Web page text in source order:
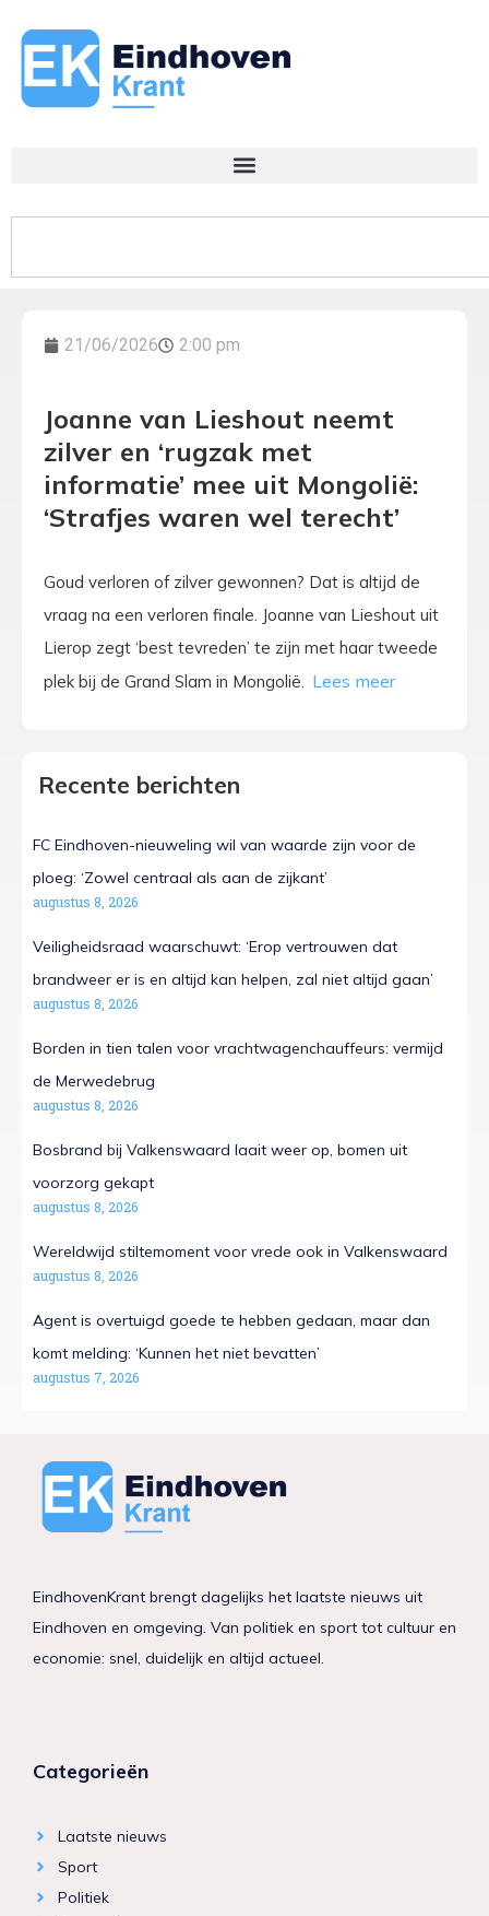
21/06/2026 2:00 pm
Joanne van Lieshout neemt
zilver en ‘rugzak met
informatie’ mee uit Mongolië:
‘Strafjes waren wel terecht’
Goud verloren of zilver gewonnen? Dat is altijd de
vraag na een verloren finale. Joanne van Lieshout uit
Lierop zegt ‘best tevreden’ te zijn met haar tweede
plek bij de Grand Slam in Mongolië.
Recente berichten
FC Eindhoven-nieuweling wil van waarde zijn voor de
ploeg: ‘Zowel centraal als aan de zijkant’
augustus 8, 2026
Veiligheidsraad waarschuwt: ‘Erop vertrouwen dat
brandweer er is en altijd kan helpen, zal niet altijd gaan’
augustus 8, 2026
Borden in tien talen voor vrachtwagenchauffeurs: vermijd
de Merwedebrug
augustus 8, 2026
Bosbrand bij Valkenswaard laait weer op, bomen uit
voorzorg gekapt
augustus 8, 2026
Wereldwijd stiltemoment voor vrede ook in Valkenswaard
augustus 8, 2026
Agent is overtuigd goede te hebben gedaan, maar dan
komt melding: ‘Kunnen het niet bevatten’
augustus 7, 2026
EindhovenKrant brengt dagelijks het laatste nieuws uit
Eindhoven en omgeving. Van politiek en sport tot cultuur en
economie: snel, duidelijk en altijd actueel.
Categorieën
Laatste nieuws
Sport
Politiek